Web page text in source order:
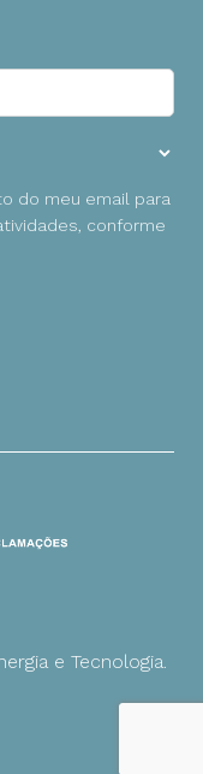
do meu email para
conforme
e Tecnologia.